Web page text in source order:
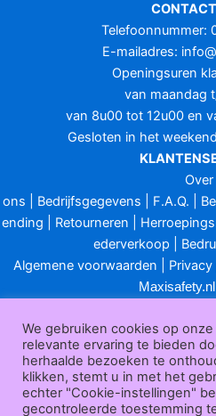
Telefoonnummer:
E-mailadres:
Openingsuren
van maandag
van 8u00 tot 12u00 en
Gesloten in het
Over
ons
Bedrijfsgegevens F.A.Q.
ending
Retourneren
ederverkoop
Algemene voorwaarden
We gebruiken cookies op
relevante ervaring te bieden
herhaalde bezoeken te
klikken, stemt u in met het
echter "Cookie-instellingen"
gecontroleerde toestemming